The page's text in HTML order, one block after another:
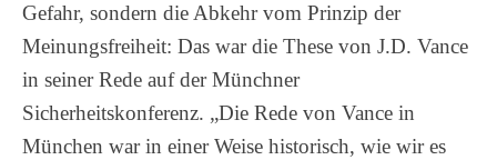
Gefahr, sondern die Abkehr vom Prinzip der
Meinungsfreiheit: Das war die These von J.D. Vance
in seiner Rede auf der Münchner
Sicherheitskonferenz. „Die Rede von Vance in
München war in einer Weise historisch, wie wir es